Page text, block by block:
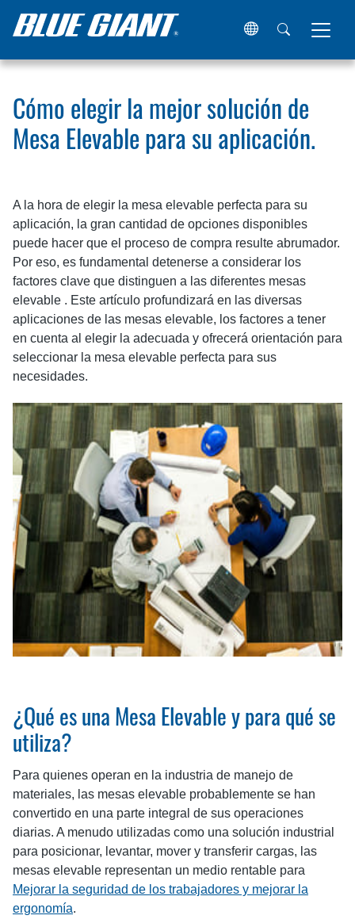
Hogar Recursos Artículos Cómo elegir la mejor
Cómo elegir la mejor solución de
Mesa Elevable para su aplicación.
A la hora de elegir la mesa elevable perfecta para su
aplicación, la gran cantidad de opciones disponibles
puede hacer que el proceso de compra resulte abrumador.
Por eso, es fundamental detenerse a considerar los
factores clave que distinguen a las diferentes mesas
elevable . Este artículo profundizará en las diversas
aplicaciones de las mesas elevable, los factores a tener
en cuenta al elegir la adecuada y ofrecerá orientación para
seleccionar la mesa elevable perfecta para sus
necesidades.
¿Qué es una Mesa Elevable y para qué se
utiliza?
Para quienes operan en la industria de manejo de
materiales, las mesas elevable probablemente se han
convertido en una parte integral de sus operaciones
diarias. A menudo utilizadas como una solución industrial
para posicionar, levantar, mover y transferir cargas, las
mesas elevable representan un medio rentable para
Mejorar la seguridad de los trabajadores y mejorar la
ergonomía.